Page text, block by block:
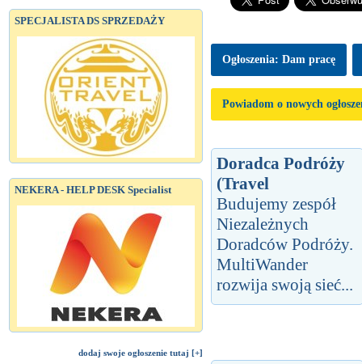
SPECJALISTA DS SPRZEDAŻY
NEKERA - HELP DESK Specialist
dodaj swoje ogłoszenie tutaj [+]
Ogłoszenia: Dam pracę
Powiadom o nowych
Doradca Podróży
(Travel
Budujemy zespół
Niezależnych
Doradców Podróży.
MultiWander
rozwija swoją sieć...